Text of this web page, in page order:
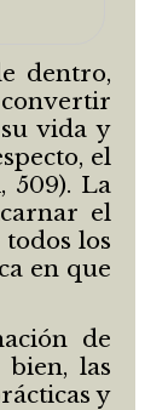
dentro,
convertir
vida y
el
509). La
el
los
en que
de
las
y